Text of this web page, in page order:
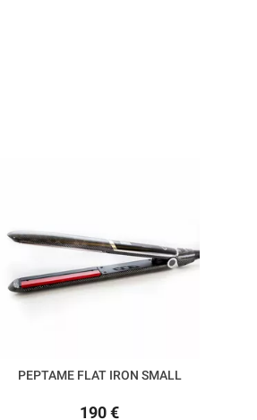
PEPTAME FLAT IRON SMALL
190 €